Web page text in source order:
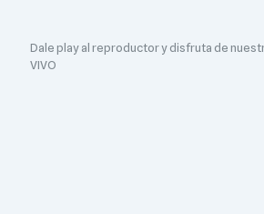
Dale play al reproductor y disfruta de
VIVO